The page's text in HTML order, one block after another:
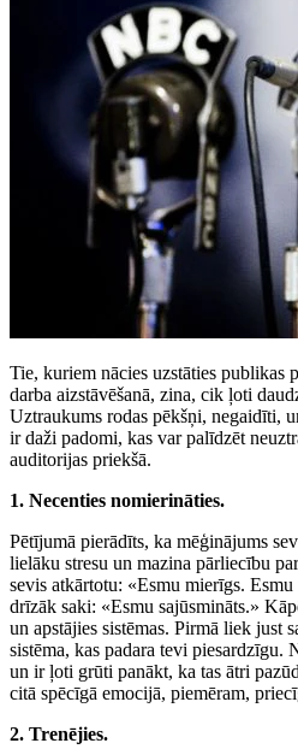
Tie, kuriem nācies uzstāties publikas
darba aizstāvēšanā, zina, cik ļoti
Uztraukums rodas pēkšņi, negaidīti,
ir daži padomi, kas var palīdzēt
auditorijas priekšā.
1. Necenties nomierināties.
Pētījumā pierādīts, ka mēģinājums
lielāku stresu un mazina pārliecību
sevis atkārtotu: «Esmu mierīgs.
drīzāk saki: «Esmu sajūsmināts.»
un apstājies sistēmas. Pirmā liek just
sistēma, kas padara tevi piesardzīgu.
un ir ļoti grūti panākt, ka tas ātri
citā spēcīgā emocijā, piemēram,
2. Trenējies.